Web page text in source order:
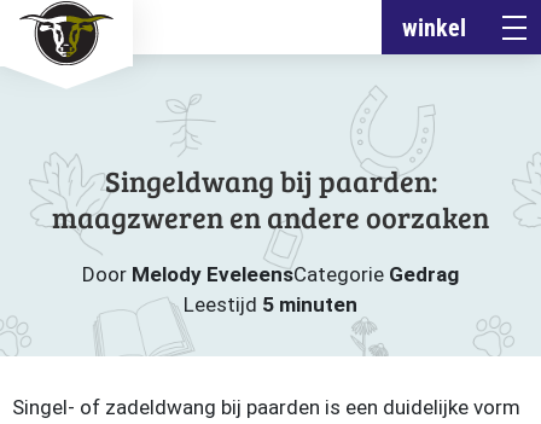
winkel
Singeldwang bij paarden:
maagzweren en andere oorzaken
Door Melody EveleensCategorie Gedrag
Leestijd 5 minuten
Singel- of zadeldwang bij paarden is een duidelijke vorm